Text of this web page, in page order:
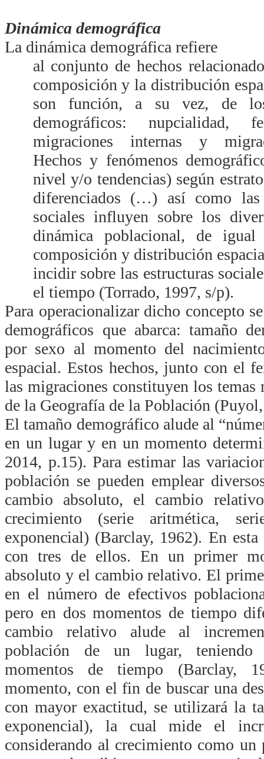
Dinámica demográfica
La dinámica demográfica refiere
al conjunto de hechos
composición y la distribución
son función, a su vez, de
demográficos: nupcialidad,
migraciones internas y
Hechos y fenómenos
nivel y/o tendencias) según
diferenciados (…) así como las
sociales influyen sobre los
dinámica poblacional, de
composición y distribución
incidir sobre las estructuras
el tiempo (Torrado, 1997, s/p).
Para operacionalizar dicho concepto
demográficos que abarca: tamaño
por sexo al momento del
espacial. Estos hechos, junto con el
las migraciones constituyen los temas
de la Geografía de la Población
El tamaño demográfico alude al
en un lugar y en un momento
2014, p.15). Para estimar las
población se pueden emplear
cambio absoluto, el cambio
crecimiento (serie aritmética,
exponencial) (Barclay, 1962). En esta
con tres de ellos. En un primer
absoluto y el cambio relativo. El
en el número de efectivos
pero en dos momentos de tiempo
cambio relativo alude al
población de un lugar, teniendo
momentos de tiempo (Barclay,
momento, con el fin de buscar una
con mayor exactitud, se utilizará la
exponencial), la cual mide el
considerando al crecimiento como